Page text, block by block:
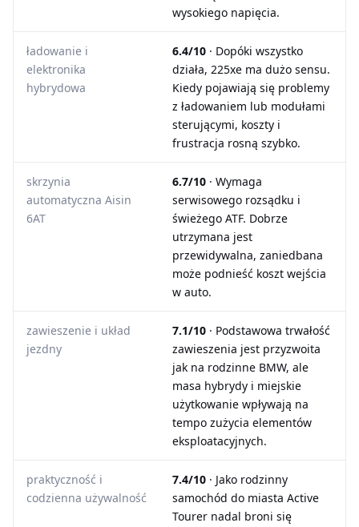
wysokiego napięcia.
ładowanie i
elektronika
hybrydowa
6.4/10 · Dopóki wszystko
działa, 225xe ma dużo sensu.
Kiedy pojawiają się problemy
z ładowaniem lub modułami
sterującymi, koszty i
frustracja rosną szybko.
skrzynia
automatyczna Aisin
6AT
6.7/10 · Wymaga
serwisowego rozsądku i
świeżego ATF. Dobrze
utrzymana jest
przewidywalna, zaniedbana
może podnieść koszt wejścia
w auto.
zawieszenie i układ
jezdny
7.1/10 · Podstawowa trwałość
zawieszenia jest przyzwoita
jak na rodzinne BMW, ale
masa hybrydy i miejskie
użytkowanie wpływają na
tempo zużycia elementów
eksploatacyjnych.
praktyczność i
codzienna używalność
7.4/10 · Jako rodzinny
samochód do miasta Active
Tourer nadal broni się